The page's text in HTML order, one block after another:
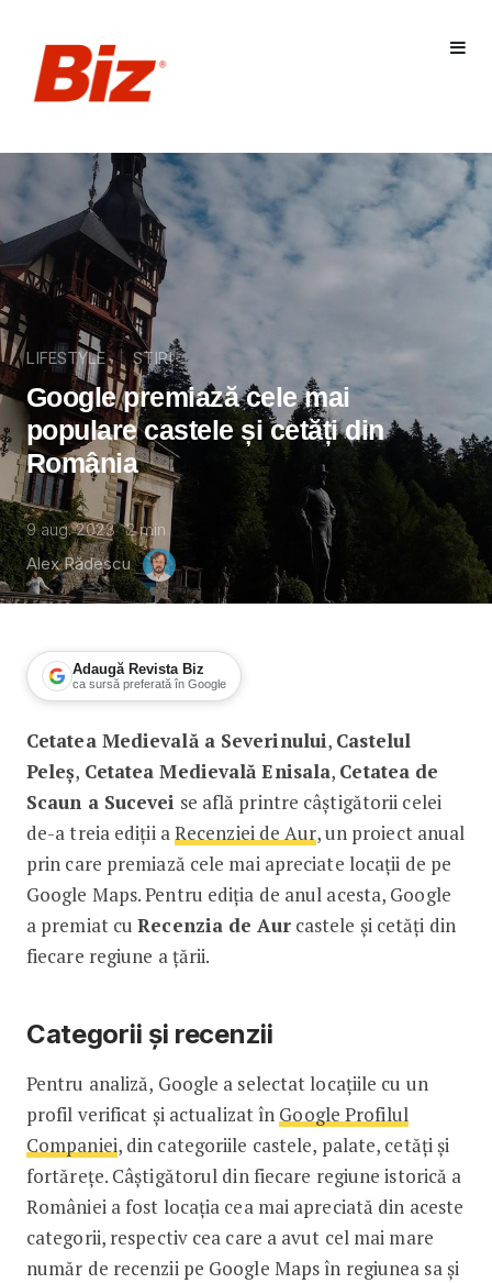
LIFESTYLE STIRI
Google premiază cele mai
populare castele și cetăți din
România
9 aug. 2023 2min
Alex Rădescu
Adaugă Revista Biz
ca sursă preferată în Google
Google premiază cele mai populare
Cetatea Medievală a Severinului, Castelul
Peleș, Cetatea Medievală Enisala, Cetatea de
Scaun a Sucevei se află printre câștigătorii celei
de-a treia ediții aRecenziei de Aur, un proiect anual
prin care premiază cele mai apreciate locații de pe
Google Maps. Pentru ediția de anul acesta, Google
a premiat cuRecenzia de Aurcastele și cetăți din
fiecare regiune a țării.
Categorii și recenzii
Pentru analiză, Google a selectat locațiile cu un
profil verificat și actualizat în Google Profilul
Companiei, din categoriile castele, palate, cetăți și
fortărețe. Câștigătorul din fiecare regiune istorică a
României a fost locația cea mai apreciată din aceste
categorii, respectiv cea care a avut cel mai mare
număr de recenzii pe Google Maps în regiunea sa și